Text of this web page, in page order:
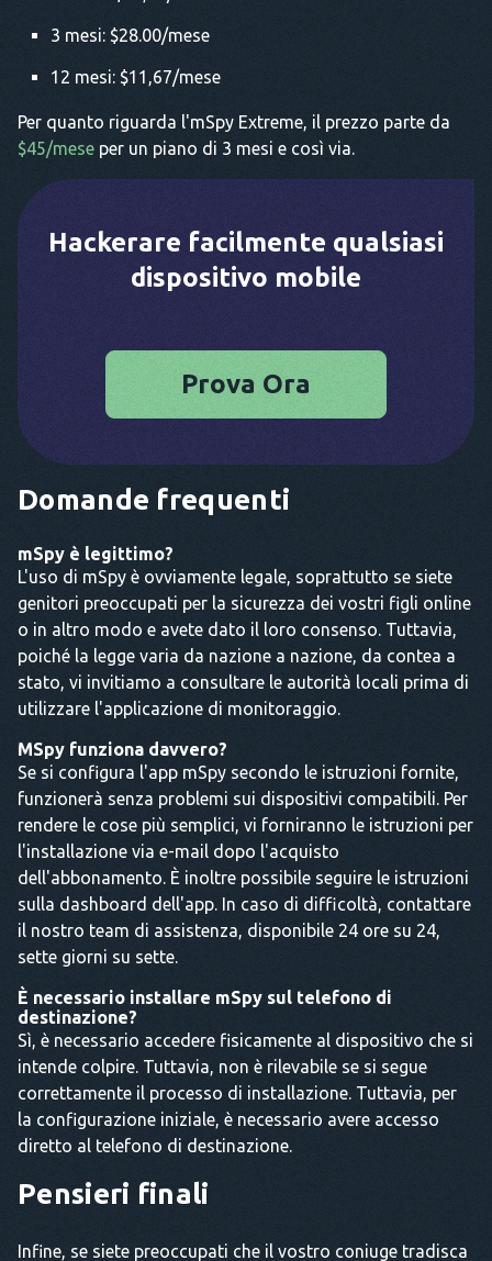
3 mesi: $28.00/mese
12 mesi: $11,67/mese
Per quanto riguarda l'mSpy Extreme, il prezzo parte da
$45/mese per un piano di 3 mesi e così via.
Hackerare facilmente qualsiasi
dispositivo mobile
Prova Ora
Domande frequenti
mSpy è legittimo?
L'uso di mSpy è ovviamente legale, soprattutto se siete
genitori preoccupati per la sicurezza dei vostri figli online
o in altro modo e avete dato il loro consenso. Tuttavia,
poiché la legge varia da nazione a nazione, da contea a
stato, vi invitiamo a consultare le autorità locali prima di
utilizzare l'applicazione di monitoraggio.
MSpy funziona davvero?
Se si configura l'app mSpy secondo le istruzioni fornite,
funzionerà senza problemi sui dispositivi compatibili. Per
rendere le cose più semplici, vi forniranno le istruzioni per
l'installazione via e-mail dopo l'acquisto
dell'abbonamento. È inoltre possibile seguire le istruzioni
sulla dashboard dell'app. In caso di difficoltà, contattare
il nostro team di assistenza, disponibile 24 ore su 24,
sette giorni su sette.
È necessario installare mSpy sul telefono di
destinazione?
Sì, è necessario accedere fisicamente al dispositivo che si
intende colpire. Tuttavia, non è rilevabile se si segue
correttamente il processo di installazione. Tuttavia, per
la configurazione iniziale, è necessario avere accesso
diretto al telefono di destinazione.
Pensieri finali
Infine, se siete preoccupati che il vostro coniuge tradisca